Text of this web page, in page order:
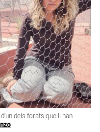
dels forats que li han